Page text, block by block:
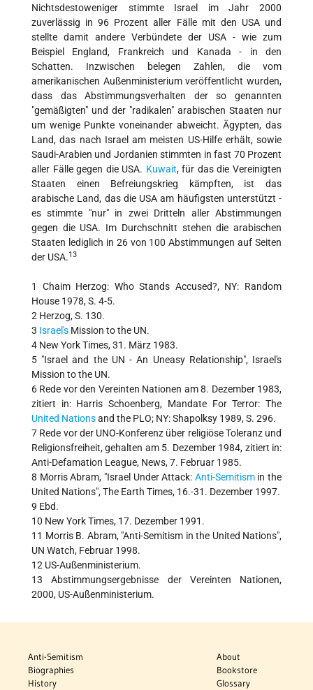
Nichtsdestoweniger stimmte Israel im Jahr 2000
zuverlässig in 96 Prozent aller Fälle mit den USA und
stellte damit andere Verbündete der USA - wie zum
Beispiel England, Frankreich und Kanada - in den
Schatten. Inzwischen belegen Zahlen, die vom
amerikanischen Außenministerium veröffentlicht wurden,
dass das Abstimmungsverhalten der so genannten
"gemäßigten" und der "radikalen" arabischen Staaten nur
um wenige Punkte voneinander abweicht. Ägypten, das
Land, das nach Israel am meisten US-Hilfe erhält, sowie
Saudi-Arabien und Jordanien stimmten in fast 70 Prozent
aller Fälle gegen die USA. Kuwait, für das die Vereinigten
Staaten einen Befreiungskrieg kämpften, ist das
arabische Land, das die USA am häufigsten unterstützt -
es stimmte "nur" in zwei Dritteln aller Abstimmungen
gegen die USA. Im Durchschnitt stehen die arabischen
Staaten lediglich in 26 von 100 Abstimmungen auf Seiten
der USA.13
1 Chaim Herzog: Who Stands Accused?, NY: Random
House 1978, S. 4-5.
2 Herzog, S. 130.
3 Israel's Mission to the UN.
4 New York Times, 31. März 1983.
5 "Israel and the UN - An Uneasy Relationship", Israel's
Mission to the UN.
6 Rede vor den Vereinten Nationen am 8. Dezember 1983,
zitiert in: Harris Schoenberg, Mandate For Terror: The
United Nationsand the PLO; NY: Shapolksy 1989, S. 296.
7 Rede vor der UNO-Konferenz über religiöse Toleranz und
Religionsfreiheit, gehalten am 5. Dezember 1984, zitiert in:
Anti-Defamation League, News, 7. Februar 1985.
8 Morris Abram, "Israel Under Attack: Anti-Semitismin the
United Nations", The Earth Times, 16.-31. Dezember 1997.
9 Ebd.
10 New York Times, 17. Dezember 1991.
11 Morris B. Abram, "Anti-Semitism in the United Nations",
UN Watch, Februar 1998.
12 US-Außenministerium.
13 Abstimmungsergebnisse der Vereinten Nationen,
2000, US-Außenministerium.
Anti-Semitism
Biographies
History
About
Bookstore
Glossary